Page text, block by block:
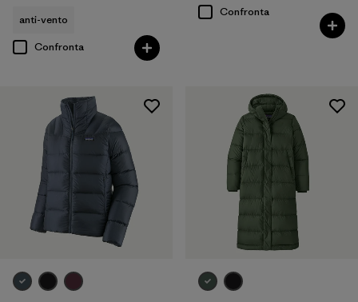
anti-vento
Confronta
Confronta